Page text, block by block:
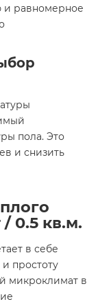
и равномерное
пола. Это
и снизить
/ 0.5 кв.м.
в себе
простоту
микроклимат в